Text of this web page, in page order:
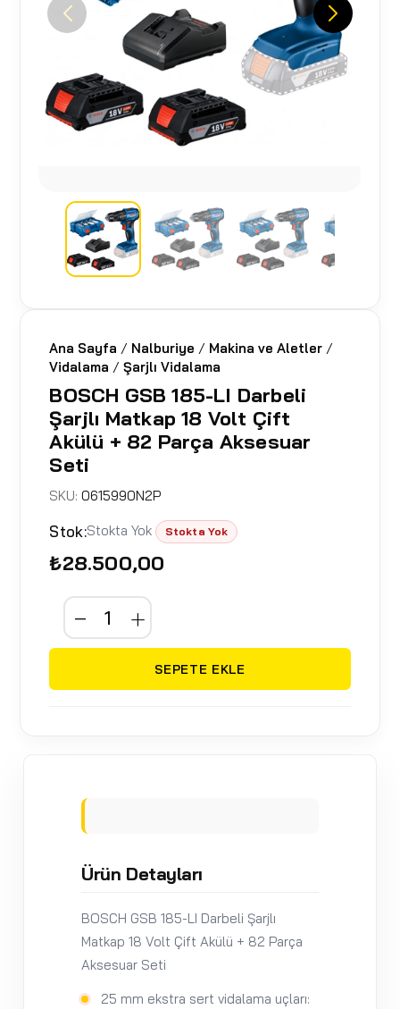
Ana Sayfa / Nalburiye / Makina ve Aletler /
Vidalama / Şarjlı Vidalama
BOSCH GSB 185-LI Darbeli
Şarjlı Matkap 18 Volt Çift
Akülü + 82 Parça Aksesuar
Seti
SKU:0615990N2P
Stok:Stokta Yok Stokta Yok
₺28.500,00
SEPETE EKLE
Ürün Detayları
BOSCH GSB 185-LI Darbeli Şarjlı
Matkap 18 Volt Çift Akülü + 82 Parça
Aksesuar Seti
25 mm ekstra sert vidalama uçları: